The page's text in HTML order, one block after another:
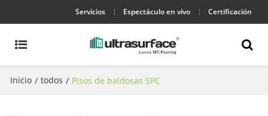
Servicios Espectáculo en vivo Certificación
Inicio / todos / Pisos de baldosas SPC